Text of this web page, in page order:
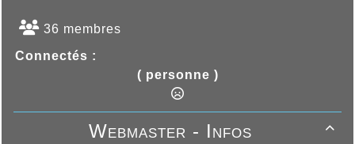
36 membres
Connectés :
( personne )

Webmaster - Infos